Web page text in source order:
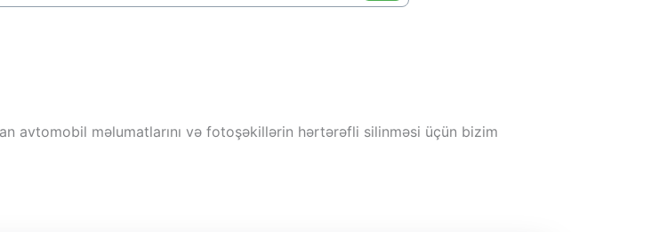
avtomobil məlumatlarını və fotoşəkillərin hərtərəfli silinməsi üçün bizim